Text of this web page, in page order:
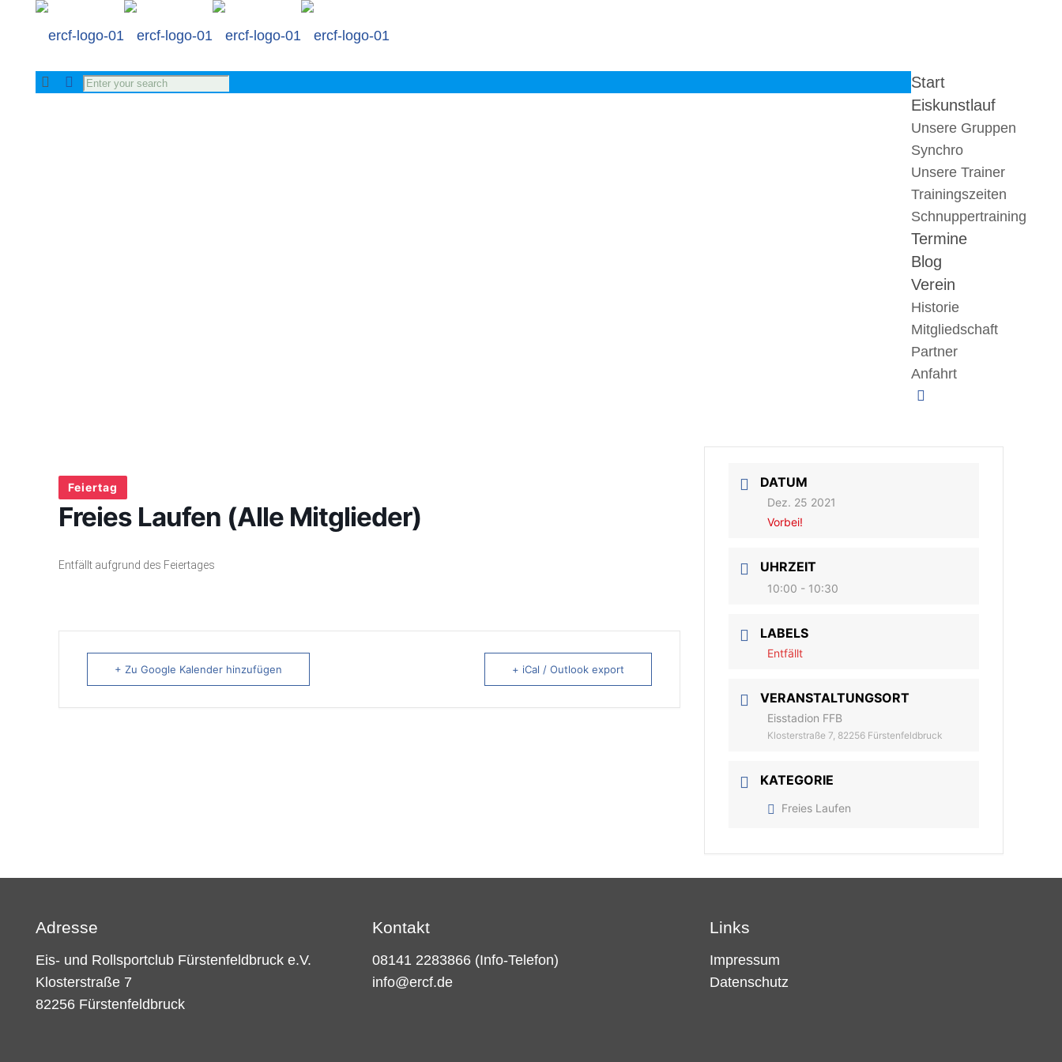
Start
Eiskunstlauf
Unsere Gruppen
Synchro
Unsere Trainer
Trainingszeiten
Schnuppertraining
Termine
Blog
Verein
Historie
Mitgliedschaft
Partner
Anfahrt
Feiertag
Freies Laufen (Alle Mitglieder)
Entfällt aufgrund des Feiertages
+ Zu Google Kalender hinzufügen + iCal / Outlook export
DATUM
Dez. 25 2021
Vorbei!
UHRZEIT
10:00 - 10:30
LABELS
Entfällt
VERANSTALTUNGSORT
Eisstadion FFB
Klosterstraße 7, 82256 Fürstenfeldbruck
KATEGORIE
Freies Laufen
Adresse
Eis- und Rollsportclub Fürstenfeldbruck e.V.
Klosterstraße 7
82256 Fürstenfeldbruck
Kontakt
08141 2283866 (Info-Telefon)
info@ercf.de
Links
Impressum
Datenschutz